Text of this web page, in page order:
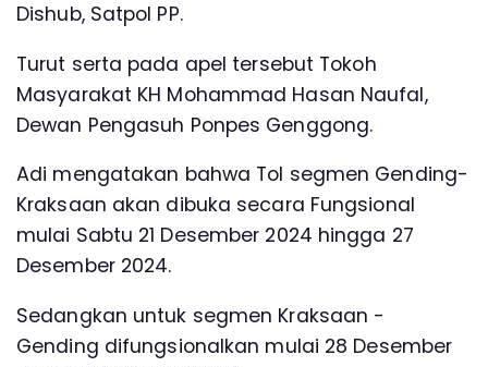
Dishub, Satpol PP.
Turut serta pada apel tersebut Tokoh
Masyarakat KH Mohammad Hasan Naufal,
Dewan Pengasuh Ponpes Genggong.
Adi mengatakan bahwa Tol segmen Gending-
Kraksaan akan dibuka secara Fungsional
mulai Sabtu 21 Desember 2024 hingga 27
Desember 2024.
Sedangkan untuk segmen Kraksaan -
Gending difungsionalkan mulai 28 Desember